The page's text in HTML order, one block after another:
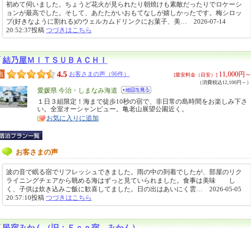
初めて伺いました。ちょうど花火が見られたり朝焼けも素敵だったりでロケーシ
ョンが最高でした。そして、あたたかいおもてなしが嬉しかったです。梅シロッ
プ(好きなように割れる)のウェルカムドリンクにお菓子、美… 2026-07-14
20:52:37投稿 つづきはこちら
結乃屋ＭＩＴＳＵＢＡＣＨＩ
4.5 お客さまの声（96件） [最安料金（目安）] 11,000円～
（消費税込12,100円～）
エ
リ
ア
愛媛県 今治・しまなみ海道
特
徴
１日３組限定！海まで徒歩10秒の宿で、非日常の島時間をお楽しみ下さ
い。全室オーシャンビュー。亀老山展望公園近く。
お気に入りに追加
お客さまの声
波の音で眠る宿でリフレッシュできました。雨の中の到着でしたが、部屋のリク
ライニングチェアから眺める海はずっと見ていられました。食事は美味 し
く、子供は炊き込みご飯に歓喜してました。日の出はあいにく雲… 2026-05-05
20:57:10投稿 つづきはこちら